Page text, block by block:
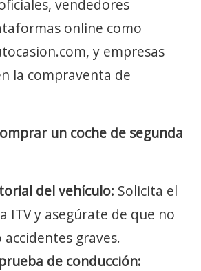
vendedores
online como
y empresas
la compraventa de
un coche de segunda
del vehículo: Solicita el
ITV y asegúrate de que no
graves.
de conducción: